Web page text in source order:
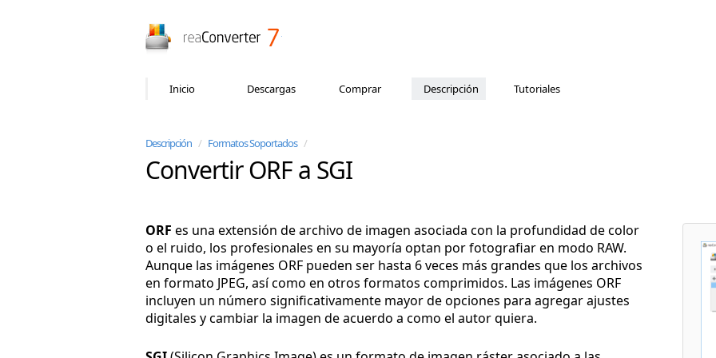
Inicio Descargas Comprar Descripción Tutoriales
Descripción / Formatos Soportados /
Convertir ORF a SGI
ORF es una extensión de archivo de imagen asociada con la profundidad de color
o el ruido, los profesionales en su mayoría optan por fotografiar en modo RAW.
Aunque las imágenes ORF pueden ser hasta 6 veces más grandes que los archivos
en formato JPEG, así como en otros formatos comprimidos. Las imágenes ORF
incluyen un número significativamente mayor de opciones para agregar ajustes
digitales y cambiar la imagen de acuerdo a como el autor quiera.